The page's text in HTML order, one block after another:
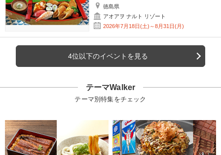
徳島県
アオアヲ ナルト リゾート
2026年7月18日(土)～8月31日(月)
4位以下のイベントを見る
テーマWalker
テーマ別特集をチェック